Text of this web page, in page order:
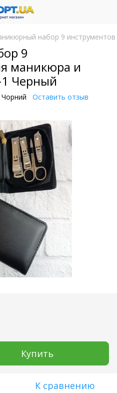
набор 9
9
маникюра и
Черный
Оставить отзыв
Купить
К сравнению